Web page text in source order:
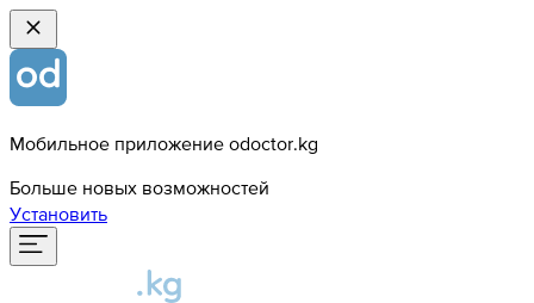
Мобильное приложение odoctor.kg
Больше новых возможностей
Установить